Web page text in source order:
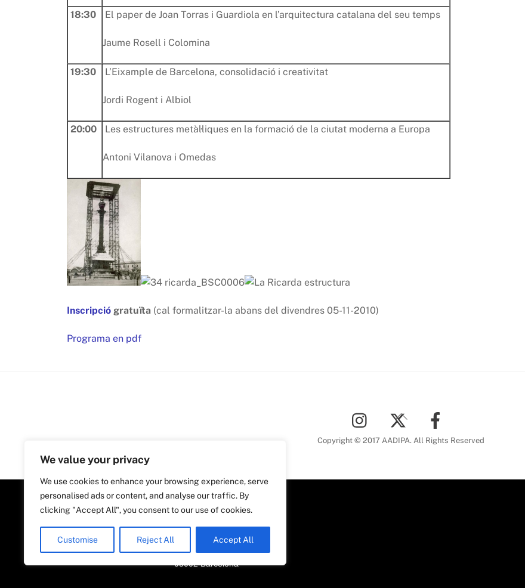
We value your privacy
We use cookies to enhance your browsing experience, serve
personalised ads or content, and analyse our traffic. By
clicking "Accept All", you consent to our use of cookies.
Customise Reject All Accept All
18:30 El paper de Joan Torras i Guardiola en l’arquitectura catalana del seu temps
Jaume Rosell i Colomina
19:30 L’Eixample de Barcelona, consolidació i creativitat
Jordi Rogent i Albiol
20:00 Les estructures metàl·liques en la formació de la ciutat moderna a Europa
Antoni Vilanova i Omedas
Inscripció gratuïta (cal formalitzar-la abans del divendres 05-11-2010)
Programa en pdf
To
Top
Copyright © 2017 AADIPA. All Rights Reserved
08002 Barcelona